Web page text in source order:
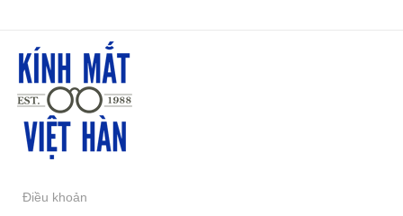
Điều khoản